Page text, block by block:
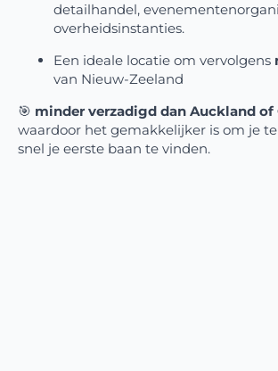
detailhandel,
overheidsinstanties.
Een ideale locatie om vervolgens
van Nieuw-Zeeland
🎯 minder verzadigd dan Auckland
waardoor het gemakkelijker is om je
snel je eerste baan te vinden.